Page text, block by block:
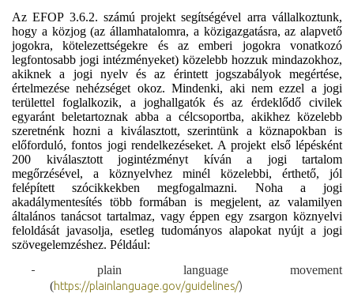
Az EFOP 3.6.2. számú projekt segítségével arra vállalkoztunk,
hogy a közjog (az államhatalomra, a közigazgatásra, az alapvető
jogokra, kötelezettségekre és az emberi jogokra vonatkozó
legfontosabb jogi intézményeket) közelebb hozzuk mindazokhoz,
akiknek a jogi nyelv és az érintett jogszabályok megértése,
értelmezése nehézséget okoz. Mindenki, aki nem ezzel a jogi
területtel foglalkozik, a joghallgatók és az érdeklődő civilek
egyaránt beletartoznak abba a célcsoportba, akikhez közelebb
szeretnénk hozni a kiválasztott, szerintünk a köznapokban is
előforduló, fontos jogi rendelkezéseket. A projekt első lépésként
200 kiválasztott jogintézményt kíván a jogi tartalom
megőrzésével, a köznyelvhez minél közelebbi, érthető, jól
felépített szócikkekben megfogalmazni. Noha a jogi
akadálymentesítés több formában is megjelent, az valamilyen
általános tanácsot tartalmaz, vagy éppen egy zsargon köznyelvi
feloldását javasolja, esetleg tudományos alapokat nyújt a jogi
szövegelemzéshez. Például:
- plain language movement
(https://plainlanguage.gov/guidelines/)